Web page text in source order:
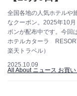
全国各地の人気ホテルや
なクーポン。2025年10
ポンが配布中です。今回
ホテルカターラ
楽天トラベル）
2025.10.09
All About ニュース お買